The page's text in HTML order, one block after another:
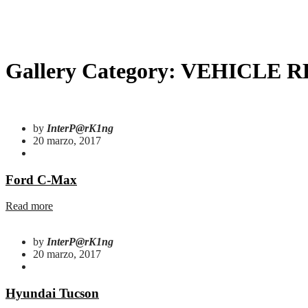
Gallery Category: VEHICLE
by InterP@rK1ng
20 marzo, 2017
Ford C-Max
Read more
by InterP@rK1ng
20 marzo, 2017
Hyundai Tucson